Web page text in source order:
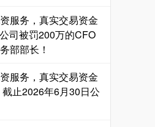
-0.00 0.00%
服务，真实交易资金
司被罚200万的CFO
部部长！
服务，真实交易资金
止2026年6月30日公